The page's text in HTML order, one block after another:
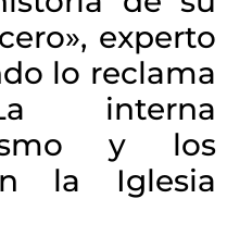
experto
lo reclama
interna
y los
la Iglesia